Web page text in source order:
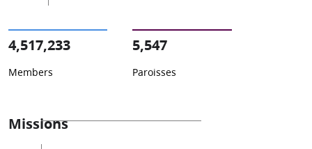
4,517,233
Members
5,547
Paroisses
Missions